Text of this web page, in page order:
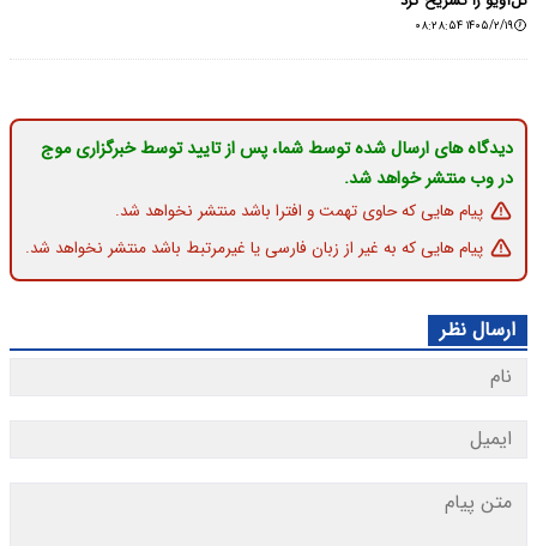
۱۴۰۵/۲/۱۹ ۰۸:۲۸:۵۴
دیدگاه های ارسال شده توسط شما، پس از تایید توسط خبرگزاری موج
در وب منتشر خواهد شد.
پیام هایی که حاوی تهمت و افترا باشد منتشر نخواهد شد.
پیام هایی که به غیر از زبان فارسی یا غیرمرتبط باشد منتشر نخواهد شد.
ارسال نظر